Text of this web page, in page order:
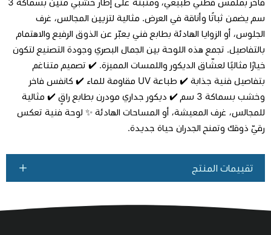
اطلب المنتج
فاخر بملمس قطني طبيعي، ومثبتة على إطار خشبي متين بسماكة 3
سم يضمن ثباتًا وأناقة في العرض. مثالية لتزيين المجالس، غرف
الجلوس، أو الزوايا الهادئة بطابع فني يعبّر عن الذوق الرفيع والاهتمام
بالتفاصيل. تجمع هذه اللوحة بين الجمال البصري وجودة التصنيع لتكون
خيارًا مثاليًا لعشّاق الديكور واللمسات المميزة. ✔️ تصميم متناغم
بتفاصيل فنية جذابة ✔️ طباعة UV مقاومة للماء ✔️ كانفس فاخر
وخشب بسماكة 3 سم ✔️ ديكور جداري مودرن بطابع راقٍ ✔️ مثالية
للمجالس، غرف المعيشة، أو المساحات الهادئة ✨ لوحة فنية تعكس
رقيّ ذوقك وتمنح الجدران حياة جديدة.
تقييمات المنتج